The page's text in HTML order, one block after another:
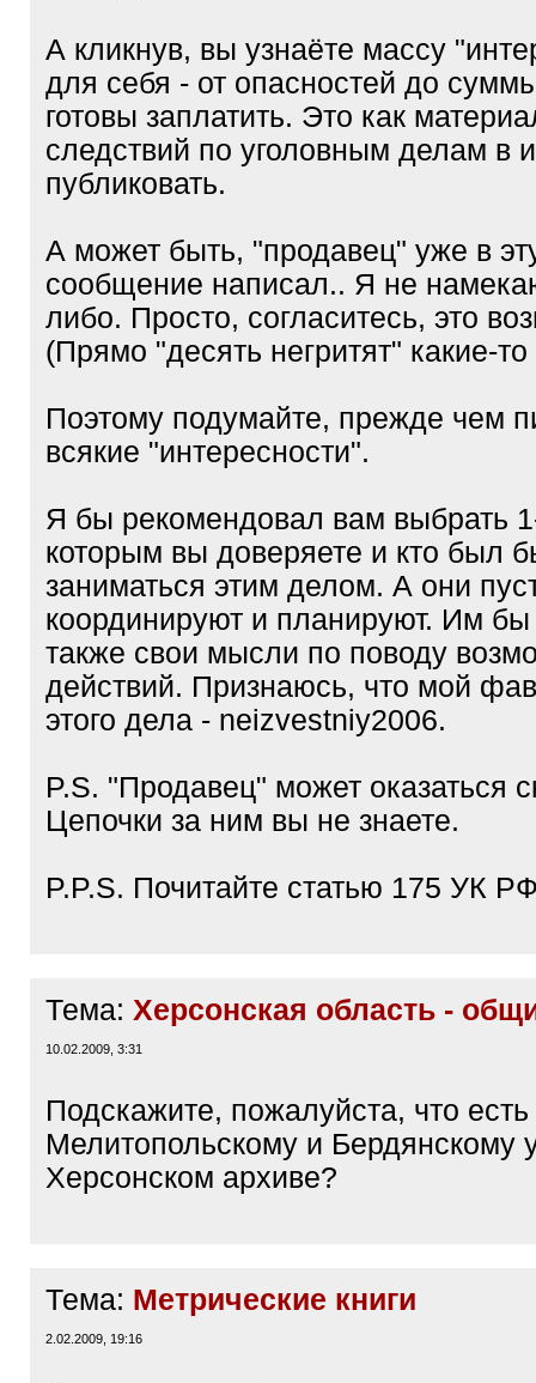
А кликнув, вы узнаёте массу
для себя - от опасностей до
готовы заплатить. Это как
следствий по уголовным делам в
публиковать.
А может быть, "продавец" уже в
сообщение написал.. Я не
либо. Просто, согласитесь, это
(Прямо "десять негритят" какие-то
Поэтому подумайте, прежде чем
всякие "интересности".
Я бы рекомендовал вам выбрать
которым вы доверяете и кто был
заниматься этим делом. А они
координируют и планируют. Им бы
также свои мысли по поводу
действий. Признаюсь, что мой
этого дела - neizvestniy2006.
P.S. "Продавец" может оказаться
Цепочки за ним вы не знаете.
P.P.S. Почитайте статью 175 УК
Тема: Херсонская область -
10.02.2009, 3:31
Подскажите, пожалуйста, что
Мелитопольскому и Бердянскому
Херсонском архиве?
Тема: Метрические книги
2.02.2009, 19:16